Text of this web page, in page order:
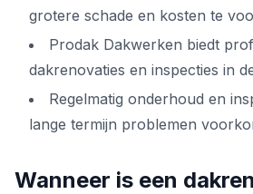
grotere schade en kosten te
Prodak Dakwerken biedt
dakrenovaties en inspecties in
Regelmatig onderhoud en
lange termijn problemen
Wanneer is een